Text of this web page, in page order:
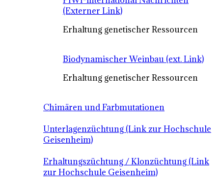
(Externer Link)
Erhaltung genetischer Ressourcen
Biodynamischer Weinbau (ext. Link)
Erhaltung genetischer Ressourcen
Chimären und Farbmutationen
Unterlagenzüchtung (Link zur Hochschule
Geisenheim)
Erhaltungszüchtung / Klonzüchtung (Link
zur Hochschule Geisenheim)